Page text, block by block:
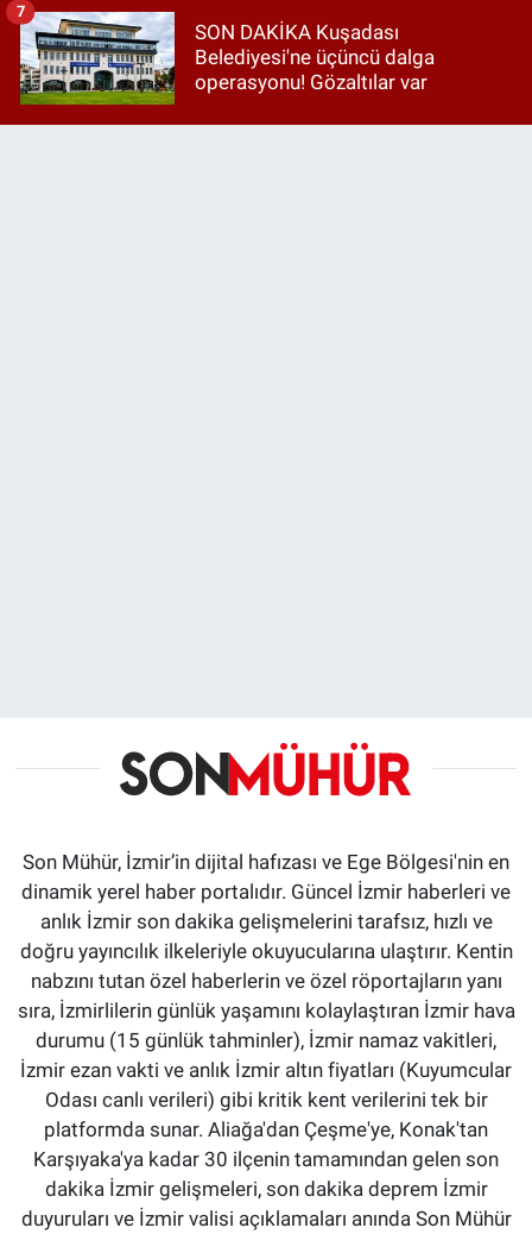
SON DAKİKA Kuşadası
Belediyesi'ne üçüncü dalga
operasyonu! Gözaltılar var
7
Son Mühür, İzmir’in dijital hafızası ve Ege Bölgesi'nin en
dinamik yerel haber portalıdır. Güncel İzmir haberleri ve
anlık İzmir son dakika gelişmelerini tarafsız, hızlı ve
doğru yayıncılık ilkeleriyle okuyucularına ulaştırır. Kentin
nabzını tutan özel haberlerin ve özel röportajların yanı
sıra, İzmirlilerin günlük yaşamını kolaylaştıran İzmir hava
durumu (15 günlük tahminler), İzmir namaz vakitleri,
İzmir ezan vakti ve anlık İzmir altın fiyatları (Kuyumcular
Odası canlı verileri) gibi kritik kent verilerini tek bir
platformda sunar. Aliağa'dan Çeşme'ye, Konak'tan
Karşıyaka'ya kadar 30 ilçenin tamamından gelen son
dakika İzmir gelişmeleri, son dakika deprem İzmir
duyuruları ve İzmir valisi açıklamaları anında Son Mühür